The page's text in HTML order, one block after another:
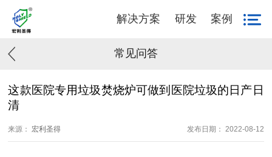
解决方案 研发 案例
常见问答
这款医院专用垃圾焚烧炉可做到医院垃圾的日产日
清
来源： 宏利圣得 发布日期： 2022-08-12